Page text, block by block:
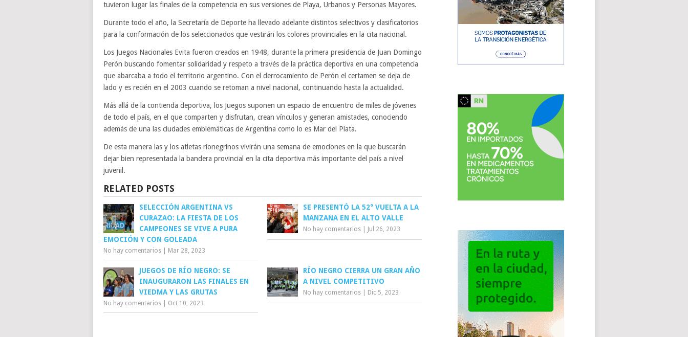
tuvieron lugar las finales de la competencia en sus versiones de Playa, Urbanos y Personas Mayores.
Durante todo el año, la Secretaría de Deporte ha llevado adelante distintos selectivos y clasificatorios
para la conformación de los seleccionados que vestirán los colores provinciales en la cita nacional.
Los Juegos Nacionales Evita fueron creados en 1948, durante la primera presidencia de Juan Domingo
Perón buscando fomentar solidaridad y respeto a través de la práctica deportiva en una competencia
que abarcaba a todo el territorio argentino. Con el derrocamiento de Perón el certamen se deja de
lado y es recién en el 2003 cuando se retoman a nivel nacional, continuando hasta la actualidad.
Más allá de la contienda deportiva, los Juegos suponen un espacio de encuentro de miles de jóvenes
de todo el país, en el que comparten y disfrutan, crean vínculos y generan amistades, conociendo
además de una las ciudades emblemáticas de Argentina como lo es Mar del Plata.
De esta manera las y los atletas rionegrinos vivirán una semana de emociones en la que buscarán
dejar bien representada la bandera provincial en la cita deportiva más importante del país a nivel
juvenil.
RELATED POSTS
SELECCIÓN ARGENTINA VS
CURAZAO: LA FIESTA DE LOS
CAMPEONES SE VIVE A PURA
EMOCIÓN Y CON GOLEADA
No hay comentarios Mar 28, 2023
SE PRESENTÓ LA 52° VUELTA A LA
MANZANA EN EL ALTO VALLE
No hay comentarios Jul 26, 2023
JUEGOS DE RÍO NEGRO: SE
INAUGURARON LAS FINALES EN
VIEDMA Y LAS GRUTAS
No hay comentarios Oct 10, 2023
RÍO NEGRO CIERRA UN GRAN AÑO
A NIVEL COMPETITIVO
No hay comentarios Dic 5, 2023